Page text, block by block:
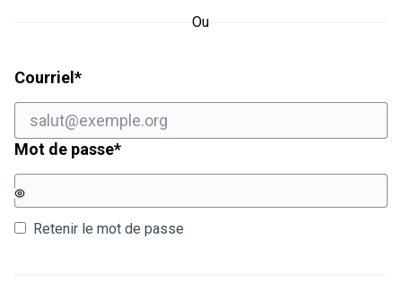
Ou
Courriel *Champ obligatoire
Mot de passe*Champ obligatoire
Retenir le mot de passe